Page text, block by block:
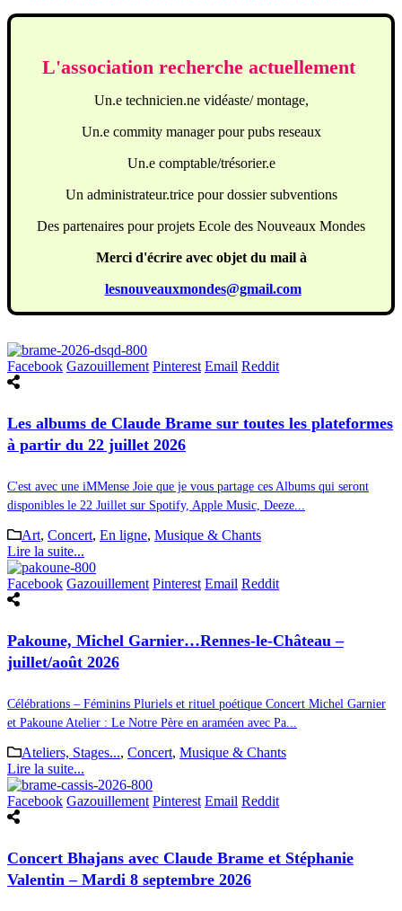
L'association recherche actuellement
Un.e technicien.ne vidéaste/ montage,
Un.e commity manager pour pubs reseaux
Un.e comptable/trésorier.e
Un administrateur.trice pour dossier subventions
Des partenaires pour projets Ecole des Nouveaux Mondes
Merci d'écrire avec objet du mail à
lesnouveauxmondes@gmail.com
Facebook Gazouillement Pinterest Email Reddit
Les albums de Claude Brame sur toutes les plateformes
à partir du 22 juillet 2026
C'est avec une iMMense Joie que je vous partage ces Albums qui seront
disponibles le 22 Juillet sur Spotify, Apple Music, Deeze...
Art, Concert, En ligne, Musique & Chants
Lire la suite...
Facebook Gazouillement Pinterest Email Reddit
Pakoune, Michel Garnier…Rennes-le-Château –
juillet/août 2026
Célébrations – Féminins Pluriels et rituel poétique Concert Michel Garnier
et Pakoune Atelier : Le Notre Père en araméen avec Pa...
Ateliers, Stages..., Concert, Musique & Chants
Lire la suite...
Facebook Gazouillement Pinterest Email Reddit
Concert Bhajans avec Claude Brame et Stéphanie
Valentin – Mardi 8 septembre 2026